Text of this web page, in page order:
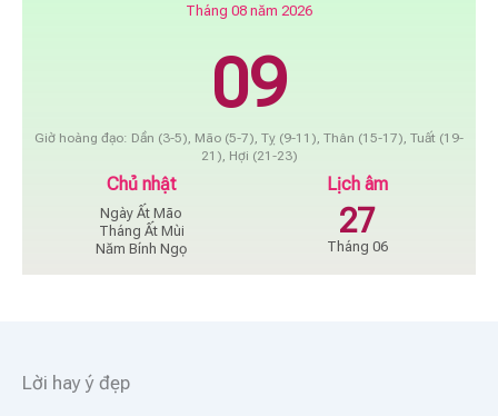
Tháng 08 năm 2026
09
Giờ hoàng đạo: Dần (3-5), Mão (5-7), Tỵ (9-11), Thân (15-17), Tuất (19-
21), Hợi (21-23)
Chủ nhật
Ngày Ất Mão
Tháng Ất Mùi
Năm Bính Ngọ
Lịch âm
27
Tháng 06
Lời hay ý đẹp